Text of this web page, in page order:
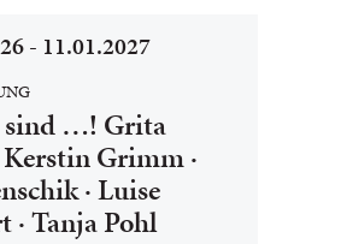
- 11.01.2027
sind …! Grita
Kerstin Grimm ·
· Luise
· Tanja Pohl